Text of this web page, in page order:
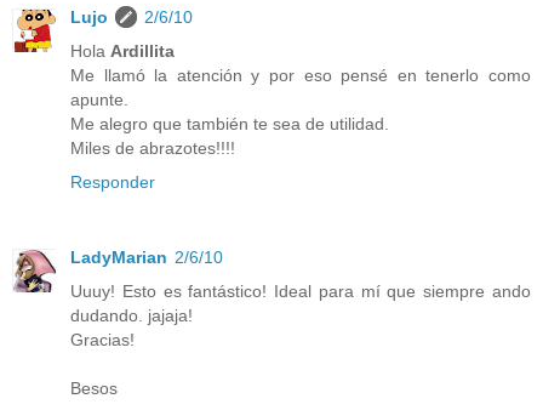
Lujo
2/6/10
Hola Ardillita
Me llamó la atención y por eso pensé en tenerlo como
apunte.
Me alegro que también te sea de utilidad.
Miles de abrazotes!!!!
Responder
LadyMarian 2/6/10
Uuuy! Esto es fantástico! Ideal para mí que siempre ando
dudando. jajaja!
Gracias!
Besos